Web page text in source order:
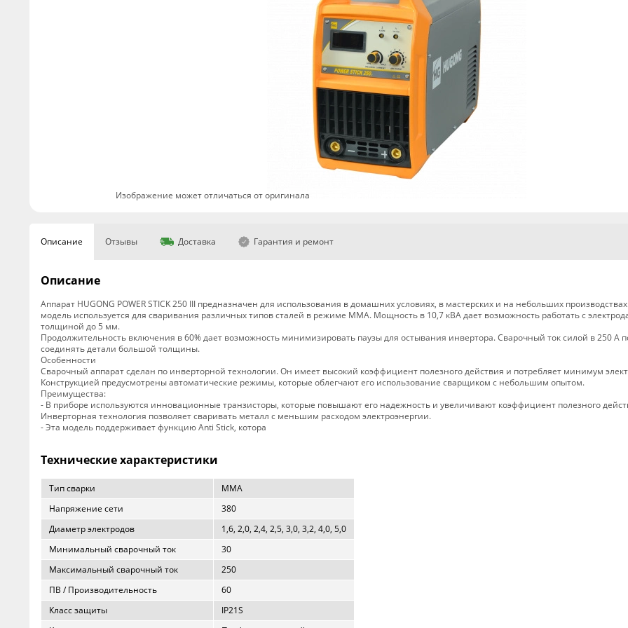
Изображение может отличаться от оригинала
Описание Отзывы Доставка Гарантия и ремонт
Описание
Аппарат HUGONG POWER STICK 250 III предназначен для использования в домашних условиях, в мастерских и на небольших
модель используется для сваривания различных типов сталей в режиме ММА. Мощность в 10,7 кВА дает возможность работать с
толщиной до 5 мм.
Продолжительность включения в 60% дает возможность минимизировать паузы для остывания инвертора. Сварочный ток силой в 250 А
соединять детали большой толщины.
Особенности
Сварочный аппарат сделан по инверторной технологии. Он имеет высокий коэффициент полезного действия и потребляет минимум
Конструкцией предусмотрены автоматические режимы, которые облегчают его использование сварщиком с небольшим опытом.
Преимущества:
- В приборе используются инновационные транзисторы, которые повышают его надежность и увеличивают коэффициент полезного
Инверторная технология позволяет сваривать металл с меньшим расходом электроэнергии.
- Эта модель поддерживает функцию Anti Stick, котора
Технические характеристики
Тип сварки
MMA
Напряжение сети
380
Диаметр электродов
1,6, 2,0, 2,4, 2,5, 3,0, 3,2, 4,0, 5,0
Минимальный сварочный ток
30
Максимальный сварочный ток
250
ПВ / Производительность
60
Класс защиты
IP21S